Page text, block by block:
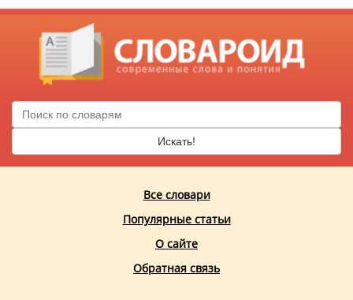
Искать!
Все словари
Популярные статьи
О сайте
Обратная связь